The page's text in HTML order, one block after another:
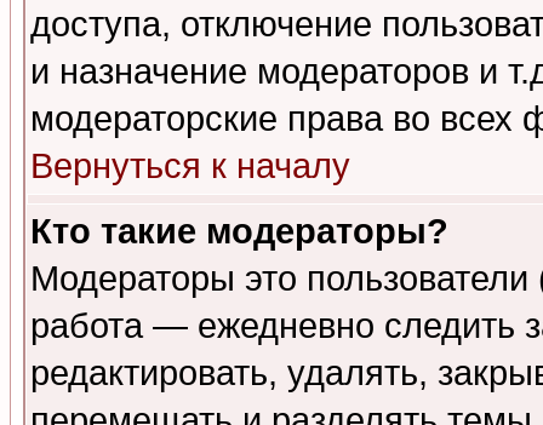
доступа, отключение
и назначение модераторов и
модераторские права во всех
Вернуться к началу
Кто такие модераторы?
Модераторы это
работа — ежедневно следить
редактировать, удалять,